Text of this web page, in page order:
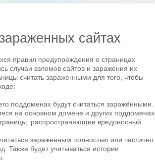
сайтах
правил предупреждения о страницах
случаи взломов сайтов и заражения их
считать зараженными для того, чтобы
поддоменах будут считаться заражёнными.
на основном домене и других поддоменах
распространяющие вредоносный
зараженным полностью или частично
Также будет учитываться истории